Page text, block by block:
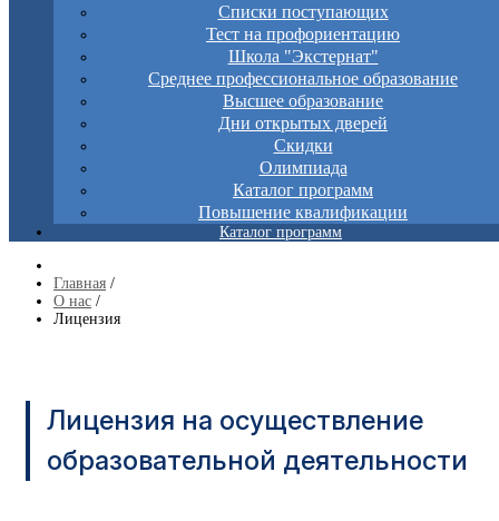
Списки поступающих
Тест на профориентацию
Школа "Экстернат"
Среднее профессиональное образование
Высшее образование
Дни открытых дверей
Скидки
Олимпиада
Каталог программ
Повышение квалификации
Каталог программ
Главная /
О нас /
Лицензия
Лицензия на осуществление
образовательной деятельности